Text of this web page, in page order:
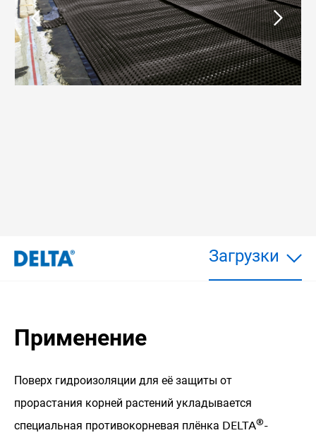
Загрузки
Применение
Поверх гидроизоляции для её защиты от
прорастания корней растений укладывается
специальная противокорневая плёнка DELTA®-